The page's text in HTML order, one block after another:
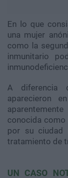
En lo que
una mujer
como la
inmunitario
A diferencia
aparecieron
conocida como
por su ciudad
tratamiento de
UN CASO